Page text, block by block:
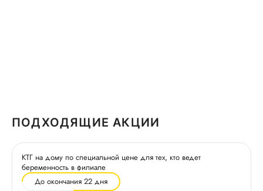
ПОДХОДЯЩИЕ АКЦИИ
КТГ на дому по специальной цене для тех, кто ведет
беременность в филиале
До окончания 22 дня